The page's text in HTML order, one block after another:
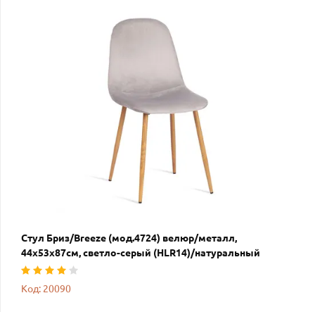
Стул Бриз/Breeze (мод.4724) велюр/металл,
44х53х87см, светло-серый (HLR14)/натуральный
Код: 20090